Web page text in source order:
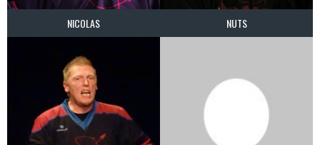
NICOLAS NUTS